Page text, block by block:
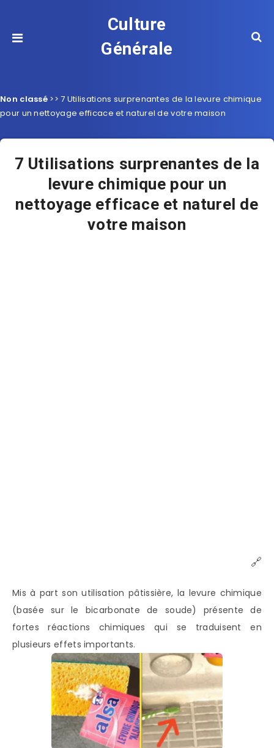
Culture
Générale
Non classé >>7 Utilisations surprenantes de la levure chimique
pour un nettoyage efficace et naturel de votre maison
7 Utilisations surprenantes de la
levure chimique pour un
nettoyage efficace et naturel de
votre maison
🔗
Mis à part son utilisation pâtissière, la levure chimique
(basée sur le bicarbonate de soude) présente de
fortes réactions chimiques qui se traduisent en
plusieurs effets importants.